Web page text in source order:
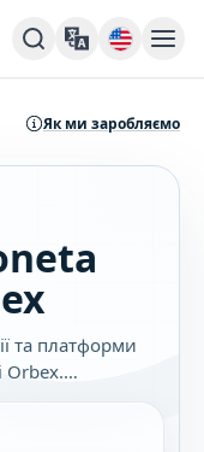
Як ми заробляємо
та платформи
Orbex.
підходить саме